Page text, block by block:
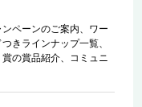
ペーンのご案内、ワー
きラインナップ一覧、
の賞品紹介、コミュニ